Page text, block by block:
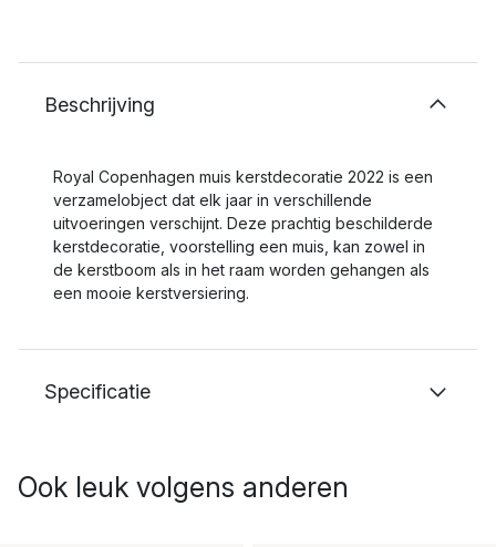
Beschrijving
Royal Copenhagen muis kerstdecoratie 2022 is een
verzamelobject dat elk jaar in verschillende
uitvoeringen verschijnt. Deze prachtig beschilderde
kerstdecoratie, voorstelling een muis, kan zowel in
de kerstboom als in het raam worden gehangen als
een mooie kerstversiering.
Specificatie
Ook leuk volgens anderen